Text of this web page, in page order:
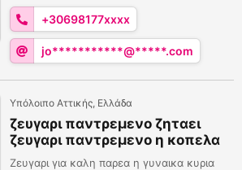
ΑΧΑΡΝΕΣ ΝΕΑ ΦΙΛΑΔΈΛΦΕΙΑ ΝΕΑ ΙΩΝΙΑ
ΑΓΟΙ ΑΝΆΡΓΥΡΟΙ ΠΕΡΙΣΤΈΡΙ ΚΑΙ ΝΑ ΜΕ
ΚΑΛΕΣΕΤΕ ΓΙΑ ΝΑ ΣΑΣ ΒΑΛΩ ΣΕ ΡΑΝΤΕΒΟΎ
ΜΕ ΤΗΣ ΩΡΕΣ ΣΑΣ ΠΑΡΑΚΑΛΩ ΠΟΛΥ ΟΧΙ
ΑΠΌΚΡΥΨΗ
+30698177xxxx
jo***********@*****.com
Υπόλοιπο Αττικής, Ελλάδα
ζευγαρι παντρεμενο ζηταει
ζευγαρι παντρεμενο η κοπελα
για παρεα
Ζευγαρι για καλη παρεα η γυναικα κυρια